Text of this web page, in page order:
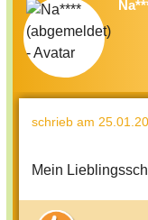
schrieb am
Mein